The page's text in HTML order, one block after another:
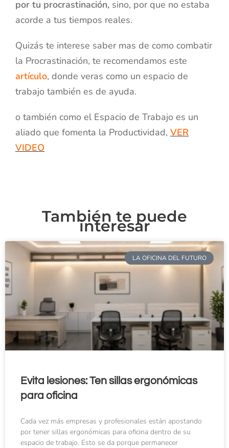
por tu procrastinación, sino, por que no estaba
acorde a tus tiempos reales.
Quizás te interese saber mas de como combatir
la Procrastinación, te recomendamos este
artículo, donde veras como un espacio de
trabajo también es de ayuda.
o también como el Espacio de Trabajo es un
aliado que fomenta la Productividad, VER
VIDEO
También te puede
interesar
LA OFICINA DEL FUTURO
Evita lesiones: Ten sillas ergonómicas
para oficina
Cada vez más empresas y profesionales están apostando
por tener sillas ergonómicas para oficina dentro de su
espacio de trabajo. Esto se da porque permanecer